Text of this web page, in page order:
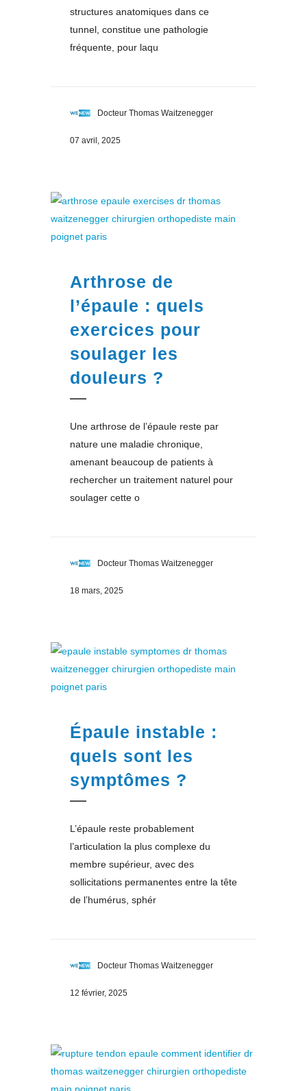
structures anatomiques dans ce
tunnel, constitue une pathologie
fréquente, pour laqu
Docteur Thomas Waitzenegger
07 avril, 2025
Arthrose de
l’épaule : quels
exercices pour
soulager les
douleurs ?
Une arthrose de l’épaule reste par
nature une maladie chronique,
amenant beaucoup de patients à
rechercher un traitement naturel pour
soulager cette o
Docteur Thomas Waitzenegger
18 mars, 2025
Épaule instable :
quels sont les
symptômes ?
L’épaule reste probablement
l’articulation la plus complexe du
membre supérieur, avec des
sollicitations permanentes entre la tête
de l’humérus, sphér
Docteur Thomas Waitzenegger
12 février, 2025